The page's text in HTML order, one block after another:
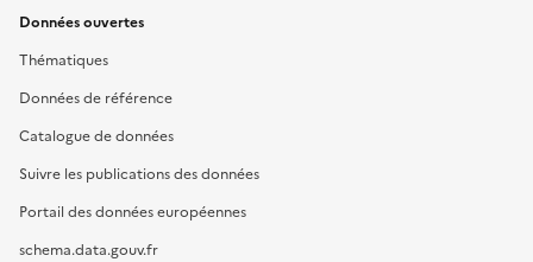
Données ouvertes
Thématiques
Données de référence
Catalogue de données
Suivre les publications des données
Portail des données européennes
schema.data.gouv.fr